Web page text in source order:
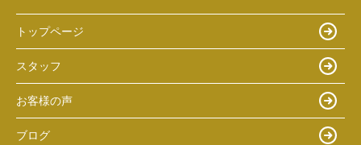
トップページ
スタッフ
お客様の声
ブログ